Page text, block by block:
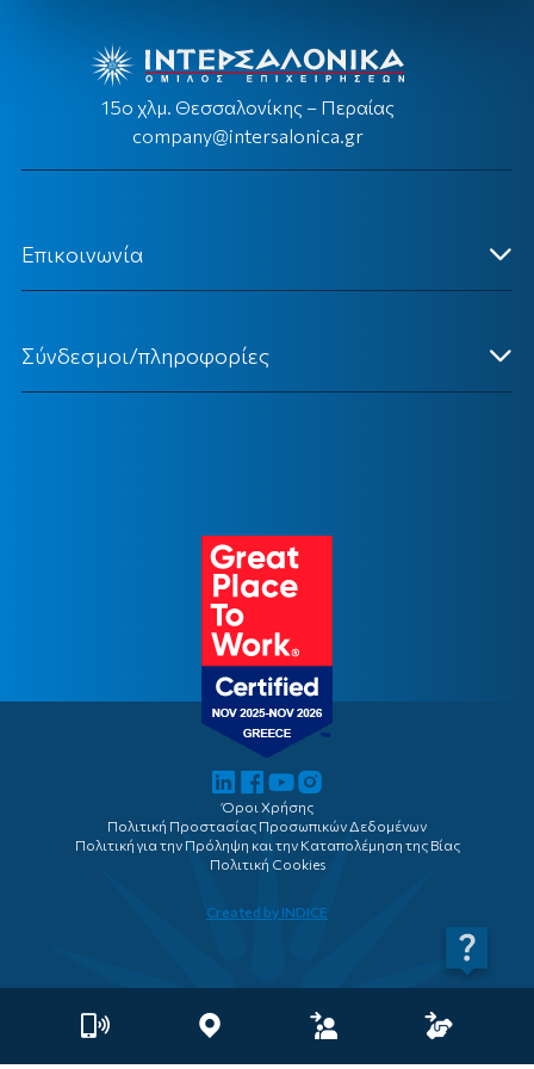
15ο χλμ. Θεσσαλονίκης – Περαίας
company@intersalonica.gr
Επικοινωνία
Σύνδεσμοι/πληροφορίες
Ιστορική Αναδρομή Ασφάλισης
Συνεργαζόμενες Επιχειρήσεις
Όροι Χρήσης
Πολιτική Προστασίας Προσωπικών Δεδομένων
Πολιτική για την Πρόληψη και την Καταπολέμηση της Βίας
Πολιτική Cookies
Created by INDICE